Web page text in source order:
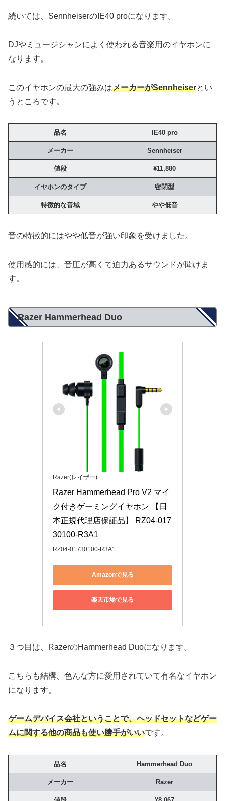
続いては、SennheiserのIE40 proになります。
DJやミュージシャンによく使われる音楽用のイヤホンに
なります。
このイヤホンの最大の強みはメーカーがSennheiserとい
うところです。
品名 IE40 pro
メーカー Sennheiser
値段 ¥11,880
イヤホンのタイプ 密閉型
特徴的な音域 やや低音
音の特徴的にはやや低音が強い印象を受けました。
使用感的には、音圧が高くて迫力あるサウンドが聞けま
す。
Razer Hammerhead Duo
Razer(レイザー)
Razer Hammerhead Pro V2 マイ
ク付きゲーミングイヤホン 【日
本正規代理店保証品】 RZ04-017
30100-R3A1
RZ04-01730100-R3A1
Amazonで見る
楽天市場で見る
３つ目は、RazerのHammerhead Duoになります。
こちらも結構、色んな方に愛用されていて有名なイヤホン
になります。
ゲームデバイス会社ということで、ヘッドセットなどゲー
ムに関する他の商品も使い勝手がいいです。
品名 Hammerhead Duo
メーカー Razer